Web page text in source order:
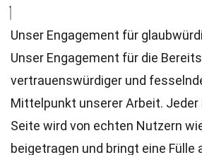
Unser Engagement für
Unser Engagement für die
vertrauenswürdiger und
Mittelpunkt unserer Arbeit. Jeder
Seite wird von echten Nutzern
beigetragen und bringt eine Fülle